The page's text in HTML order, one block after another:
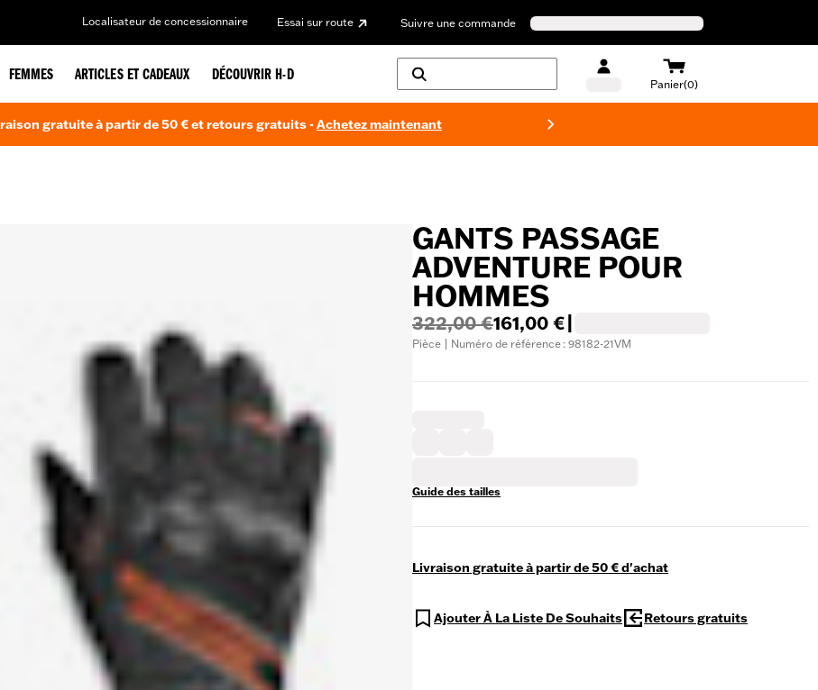
Localisateur de concessionnaire Essai sur route Suivre une commande
FEMMES ARTICLES ET CADEAUX DÉCOUVRIR H-D
Panier(0)
gratuite à partir de 50 € et retours gratuits -Achetez maintenant
GANTS PASSAGE
ADVENTURE POUR
HOMMES
322,00 €161,00 €
Pièce | Numéro de référence : 98182-21VM
Guide des tailles
Livraison gratuite à partir de 50 € d'achat
Ajouter À La Liste De Souhaits Retours gratuits